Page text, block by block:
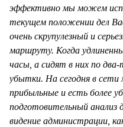
эффективно мы можем
текущем положении дел
очень скрупулезный и
маршруту. Когда
часы, а сидят в них по
убытки. На сегодня в
прибыльные и есть более
подготовительный
видение администрации,